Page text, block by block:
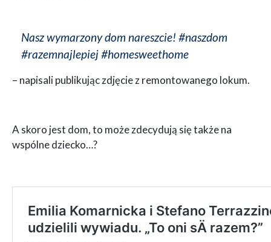
Nasz wymarzony dom nareszcie! #naszdom
#razemnajlepiej #homesweethome
– napisali publikując zdjęcie z remontowanego lokum.
A skoro jest dom, to może zdecydują się także na
wspólne dziecko…?